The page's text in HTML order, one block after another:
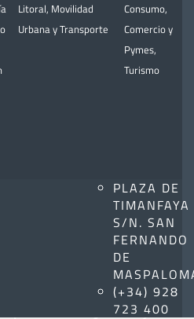
Litoral, Movilidad
Urbana y Transporte
Consumo,
Comercio y
Pymes,
Turismo
PLAZA DE
TIMANFAYA
S/N. SAN
FERNANDO
DE
(+34) 928
723 400